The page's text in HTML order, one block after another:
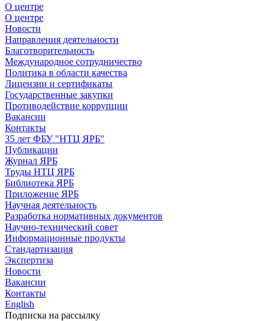
О центре
О центре
Новости
Направления деятельности
Благотворительность
Международное сотрудничество
Политика в области качества
Лицензии и сертификаты
Государственные закупки
Противодействие коррупции
Вакансии
Контакты
35 лет ФБУ "НТЦ ЯРБ"
Публикации
Журнал ЯРБ
Труды НТЦ ЯРБ
Библиотека ЯРБ
Приложение ЯРБ
Научная деятельность
Разработка нормативных документов
Научно-технический совет
Информационные продукты
Стандартизация
Экспертиза
Новости
Вакансии
Контакты
English
Подписка на рассылку